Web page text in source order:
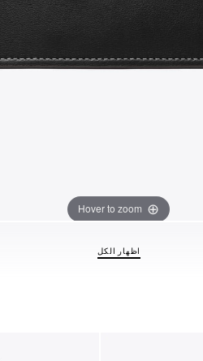
Hover to zoom
اظهار الكل